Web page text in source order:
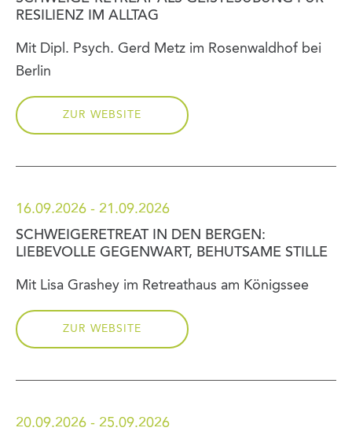
RESILIENZ IM ALLTAG
Mit Dipl. Psych. Gerd Metz im Rosenwaldhof bei
Berlin
ZUR WEBSITE
16.09.2026 - 21.09.2026
SCHWEIGERETREAT IN DEN BERGEN:
LIEBEVOLLE GEGENWART, BEHUTSAME STILLE
Mit Lisa Grashey im Retreathaus am Königssee
ZUR WEBSITE
20.09.2026 - 25.09.2026